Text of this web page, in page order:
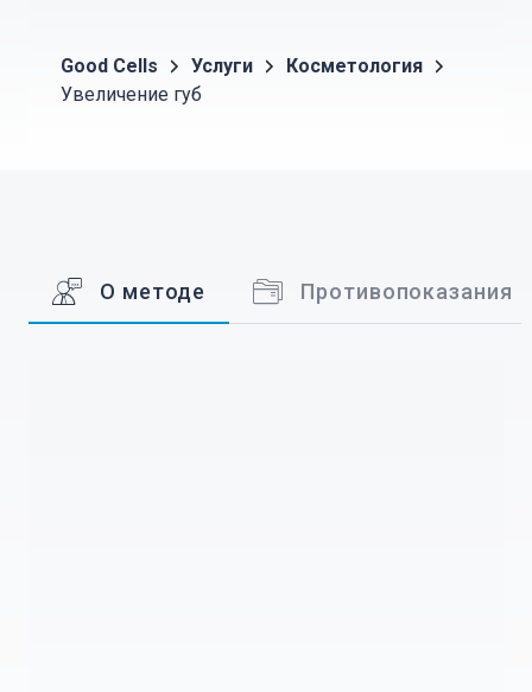
Good Cells Услуги
Косметология
Увеличение губ
О методе Противопоказания